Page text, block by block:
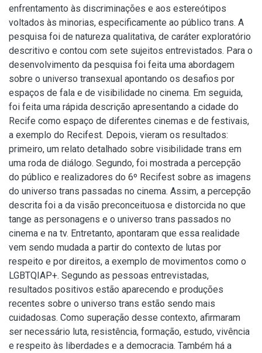
enfrentamento às discriminações e aos estereótipos
voltados às minorias, especificamente ao público trans. A
pesquisa foi de natureza qualitativa, de caráter exploratório
descritivo e contou com sete sujeitos entrevistados. Para o
desenvolvimento da pesquisa foi feita uma abordagem
sobre o universo transexual apontando os desafios por
espaços de fala e de visibilidade no cinema. Em seguida,
foi feita uma rápida descrição apresentando a cidade do
Recife como espaço de diferentes cinemas e de festivais,
a exemplo do Recifest. Depois, vieram os resultados:
primeiro, um relato detalhado sobre visibilidade trans em
uma roda de diálogo. Segundo, foi mostrada a percepção
do público e realizadores do 6º Recifest sobre as imagens
do universo trans passadas no cinema. Assim, a percepção
descrita foi a da visão preconceituosa e distorcida no que
tange as personagens e o universo trans passados no
cinema e na tv. Entretanto, apontaram que essa realidade
vem sendo mudada a partir do contexto de lutas por
respeito e por direitos, a exemplo de movimentos como o
LGBTQIAP+. Segundo as pessoas entrevistadas,
resultados positivos estão aparecendo e produções
recentes sobre o universo trans estão sendo mais
cuidadosas. Como superação desse contexto, afirmaram
ser necessário luta, resistência, formação, estudo, vivência
e respeito às liberdades e a democracia. Também há a